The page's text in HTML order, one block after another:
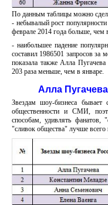
По данным таблицы можно
- небывалый рост
феврале 2014 года больше, чем
- наибольшее падение
составил 1986501 запросов за
показала также Алла
203 раза меньше, чем в январе.
Алла
Звездам шоу-бизнеса бывает
общественности и СМИ,
способам, удивлять фанатов,
"сливок общества" лучше всего